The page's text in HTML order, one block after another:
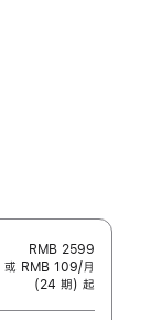
RMB 2599
或 RMB 109/月
(24 期) 起